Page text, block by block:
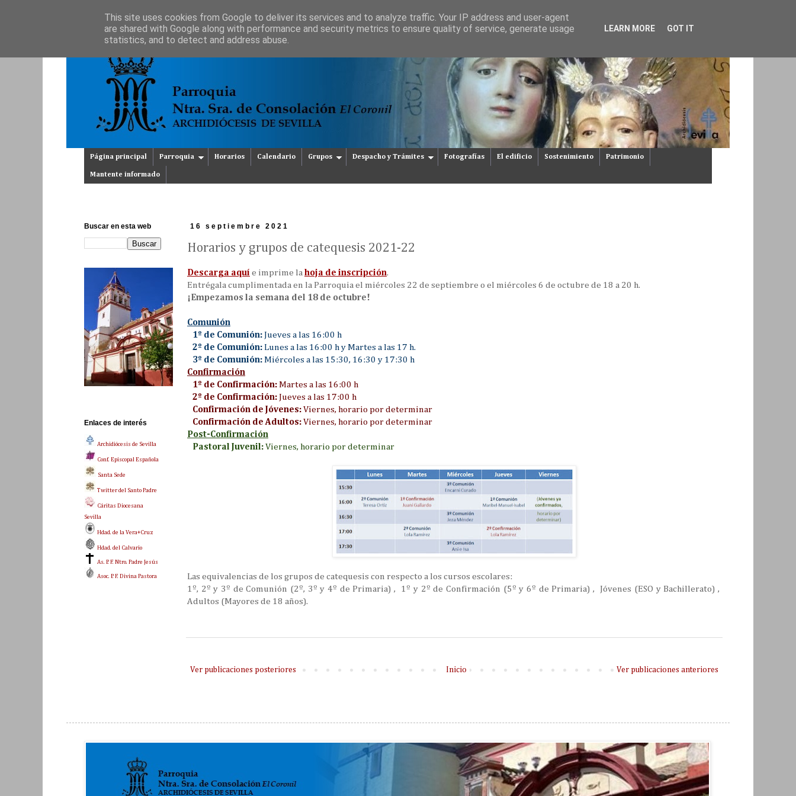
Página principal Parroquia Horarios Calendario Grupos Despacho y Trámites Fotografías El edificio Sostenimiento Patrimonio
Mantente informado
16 septiembre 2021
Horarios y grupos de catequesis 2021-22
Descarga aquí e imprime la hoja de inscripción.
Entrégala cumplimentada en la Parroquia el miércoles 22 de septiembre o el miércoles 6 de octubre de 18 a 20 h.
¡Empezamos la semana del 18 de octubre!
Comunión
1º de Comunión: Jueves a las 16:00 h
2º de Comunión: Lunes a las 16:00 h y Martes a las 17 h.
3º de Comunión: Miércoles a las 15:30, 16:30 y 17:30 h
Confirmación
1º de Confirmación: Martes a las 16:00 h
2º de Confirmación: Jueves a las 17:00 h
Confirmación de Jóvenes: Viernes, horario por determinar
Confirmación de Adultos: Viernes, horario por determinar
Post-Confirmación
Pastoral Juvenil: Viernes, horario por determinar
Las equivalencias de los grupos de catequesis con respecto a los cursos escolares:
1º, 2º y 3º de Comunión (2º, 3º y 4º de Primaria) , 1º y 2º de Confirmación (5º y 6º de Primaria) , Jóvenes (ESO y Bachillerato) ,
Adultos (Mayores de 18 años).
Ver publicaciones posteriores Ver publicaciones anteriores
Inicio
Buscar en esta web
Enlaces de interés
Archidiócesis de Sevilla
Conf. Episcopal Española
Santa Sede
Twitter del Santo Padre
Cáritas Diocesana
Sevilla
Hdad. de la Vera+Cruz
Hdad. del Calvario
As. P. F. Ntro. Padre Jesús
Asoc. P. F. Divina Pastora
This site uses cookies from Google to deliver its services and to analyze traffic. Your IP address and user-agent
are shared with Google along with performance and security metrics to ensure quality of service, generate usage
statistics, and to detect and address abuse.
LEARN MORE GOT IT